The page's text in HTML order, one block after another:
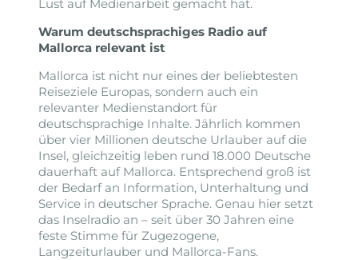
Lust auf Medienarbeit gemacht hat.
Warum deutschsprachiges Radio auf
Mallorca relevant ist
Mallorca ist nicht nur eines der beliebtesten
Reiseziele Europas, sondern auch ein
relevanter Medienstandort für
deutschsprachige Inhalte. Jährlich kommen
über vier Millionen deutsche Urlauber auf die
Insel, gleichzeitig leben rund 18.000 Deutsche
dauerhaft auf Mallorca. Entsprechend groß ist
der Bedarf an Information, Unterhaltung und
Service in deutscher Sprache. Genau hier setzt
das Inselradio an – seit über 30 Jahren eine
feste Stimme für Zugezogene,
Langzeiturlauber und Mallorca-Fans.